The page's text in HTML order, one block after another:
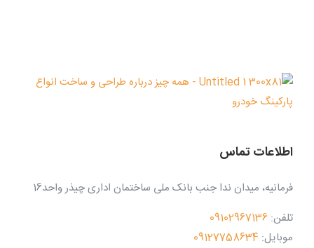
اطلاعات تماس
فرمانیه، میدان ندا جنب بانک ملی ساختمان اداری چیذر واحد16
تلفن: 09102967136
موبایل: 09127758634